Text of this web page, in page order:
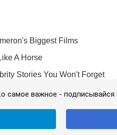
самое важное - подписывайся